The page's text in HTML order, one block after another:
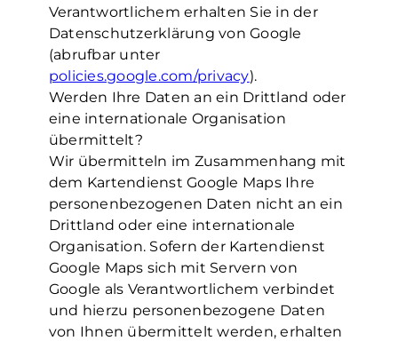
Verantwortlichem erhalten Sie in der
Datenschutzerklärung von Google
(abrufbar unter
policies.google.com/privacy).
Werden Ihre Daten an ein Drittland oder
eine internationale Organisation
übermittelt?
Wir übermitteln im Zusammenhang mit
dem Kartendienst Google Maps Ihre
personenbezogenen Daten nicht an ein
Drittland oder eine internationale
Organisation. Sofern der Kartendienst
Google Maps sich mit Servern von
Google als Verantwortlichem verbindet
und hierzu personenbezogene Daten
von Ihnen übermittelt werden, erhalten